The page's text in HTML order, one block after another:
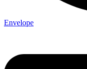
Envelope